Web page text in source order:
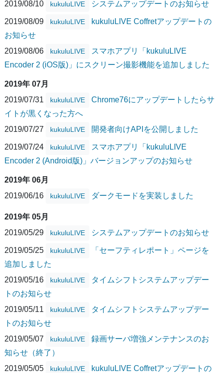
2019/08/10 kukuluLIVE システムアップデートのお知らせ
2019/08/09 kukuluLIVE
kukuluLIVE Coffretアップデートの
お知らせ
2019/08/06
kukuluLIVE
スマホアプリ「kukuluLIVE
Encoder 2 (iOS版)」にスクリーン撮影機能を追加しました
2019年 07月
2019/07/31
kukuluLIVE
Chrome76にアップデートしたらサ
イトが黒くなった方へ
2019/07/27
kukuluLIVE 開発者向けAPIを公開しました
2019/07/24 kukuluLIVE
スマホアプリ「kukuluLIVE
Encoder 2 (Android版)」バージョンアップのお知らせ
2019年 06月
2019/06/16
kukuluLIVE ダークモードを実装しました
2019年 05月
2019/05/29
kukuluLIVE システムアップデートのお知らせ
2019/05/25 kukuluLIVE
「セーフティレポート」ページを
追加しました
2019/05/16
kukuluLIVE
タイムシフトシステムアップデー
トのお知らせ
2019/05/11
kukuluLIVE
タイムシフトシステムアップデー
トのお知らせ
2019/05/07
kukuluLIVE
録画サーバ増強メンテナンスのお
知らせ（終了）
2019/05/05
kukuluLIVE
kukuluLIVE Coffretアップデートの